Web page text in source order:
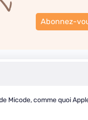
Abonnez-
Micode, comme quoi